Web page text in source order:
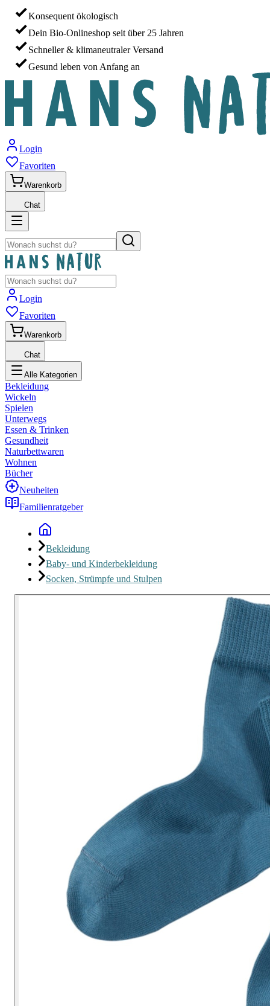
Konsequent ökologisch
Dein Bio-Onlineshop seit über 25 Jahren
Schneller & klimaneutraler Versand
Gesund leben von Anfang an
Login
Favoriten
Warenkorb
Chat
Login
Favoriten
Warenkorb
Chat
Alle Kategorien
Bekleidung
Wickeln
Spielen
Unterwegs
Essen & Trinken
Gesundheit
Naturbettwaren
Wohnen
Bücher
Neuheiten
Familienratgeber
Bekleidung
Baby- und Kinderbekleidung
Socken, Strümpfe und Stulpen